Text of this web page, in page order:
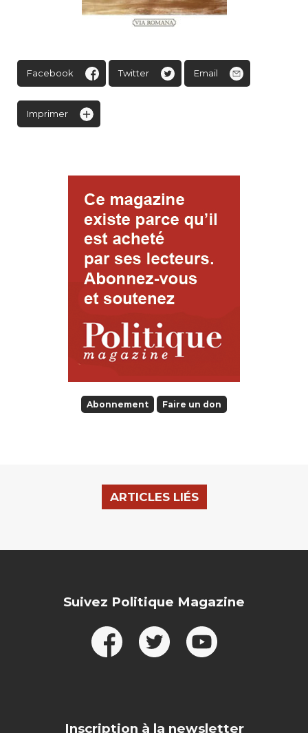
Facebook Twitter Email
Imprimer
Abonnement Faire un don
ARTICLES LIÉS
Suivez Politique Magazine
Inscription à la newsletter